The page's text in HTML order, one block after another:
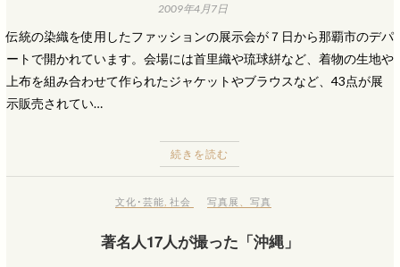
2009年4月7日
伝統の染織を使用したファッションの展示会が７日から那覇市のデパ
ートで開かれています。会場には首里織や琉球絣など、着物の生地や
上布を組み合わせて作られたジャケットやブラウスなど、43点が展
示販売されてい…
続きを読む
文化･芸能 社会 写真展 写真
著名人17人が撮った「沖縄」